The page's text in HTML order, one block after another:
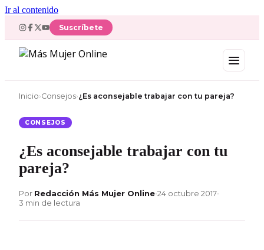
Ir al contenido
Suscríbete
Inicio›Consejos›¿Es aconsejable trabajar con tu pareja?
CONSEJOS
¿Es aconsejable trabajar con tu
pareja?
Por Redacción Más Mujer Online•24 octubre 2017•
3 min de lectura